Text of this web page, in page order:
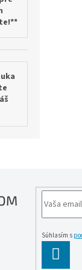
Súhlasím s
SE